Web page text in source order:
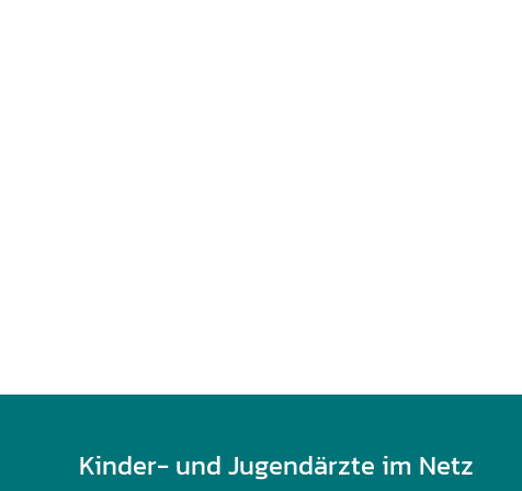
Kinder- und Jugendärzte im Netz